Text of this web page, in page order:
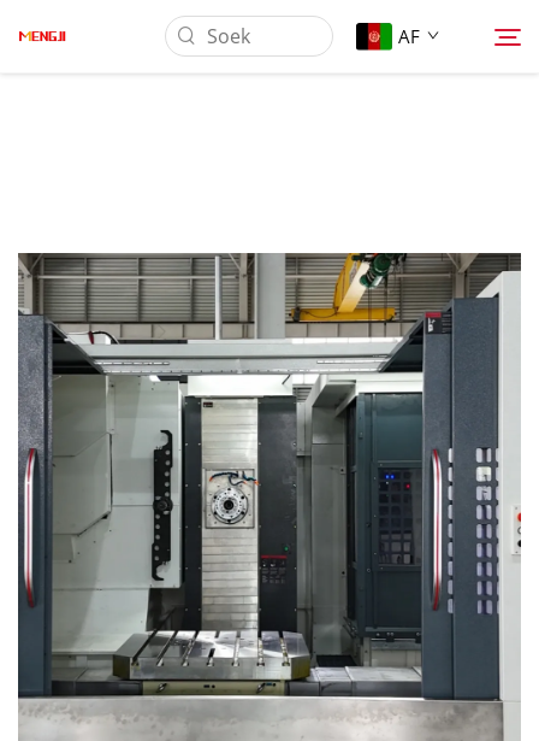
AF
Toepassing
Laai Af
Nuus
Kontak Ons